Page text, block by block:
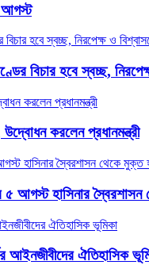
আগস্ট
বিচার হবে স্বচ্ছ,
করলেন প্রধানমন্ত্রী
আগস্ট হাসিনার স্বৈরশাসন
আইনজীবীদের ঐতিহাসিক